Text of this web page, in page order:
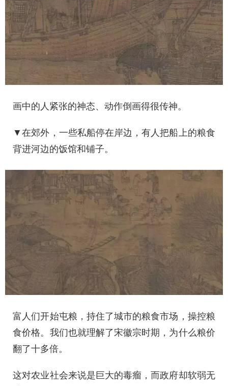
画中的人紧张的神态、动作倒画得很传神。
▼在郊外，一些私船停在岸边，有人把船上的粮食
背进河边的饭馆和铺子。
富人们开始屯粮，持住了城市的粮食市场，操控粮
食价格。我们也就理解了宋徽宗时期，为什么粮价
翻了十多倍。
这对农业社会来说是巨大的毒瘤，而政府却软弱无